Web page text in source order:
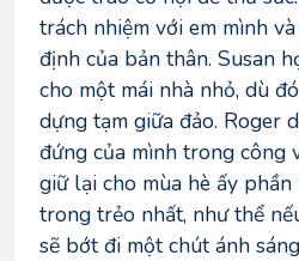
trách nhiệm với em mình
định của bản thân. Susan
cho một mái nhà nhỏ, dù
dựng tạm giữa đảo. Roger
đứng của mình trong công
giữ lại cho mùa hè ấy
trong trẻo nhất, như thể
sẽ bớt đi một chút ánh